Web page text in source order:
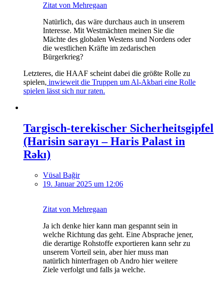
Zitat von Mehregaan
Natürlich, das wäre durchaus auch in unserem
Interesse. Mit Westmächten meinen Sie die
Mächte des globalen Westens und Nordens oder
die westlichen Kräfte im zedarischen
Bürgerkrieg?
Letzteres, die HAAF scheint dabei die größte Rolle zu
spielen, inwieweit die Truppen um Al-Akbari eine Rolle
spielen lässt sich nur raten.
Targisch-terekischer Sicherheitsgipfel
(Harisin sarayı – Haris Palast in
Rəkı)
Vüsal Bağir
19. Januar 2025 um 12:06
Zitat von Mehregaan
Ja ich denke hier kann man gespannt sein in
welche Richtung das geht. Eine Absprache jener,
die derartige Rohstoffe exportieren kann sehr zu
unserem Vorteil sein, aber hier muss man
natürlich hinterfragen ob Andro hier weitere
Ziele verfolgt und falls ja welche.